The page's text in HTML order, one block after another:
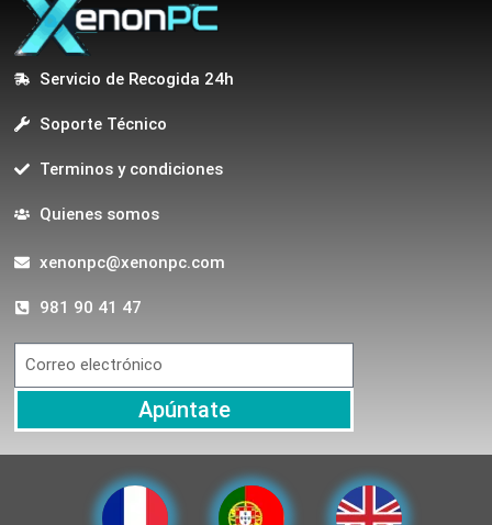
Servicio de Recogida 24h
Soporte Técnico
Terminos y condiciones
Quienes somos
xenonpc@xenonpc.com
981 90 41 47
Apúntate